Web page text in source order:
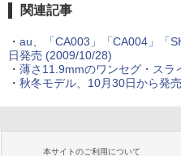
関連記事
・ au、「CA003」「CA004」「
日発売 (2009/10/28)
・ 薄さ11.9mmのワンセグ・スラ
・ 秋冬モデル、10月30日から発売
本サイトのご利用について